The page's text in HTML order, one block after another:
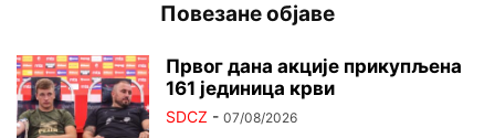
Повезане објаве
Првог дана акције прикупљена
161 јединица крви
SDCZ - 07/08/2026